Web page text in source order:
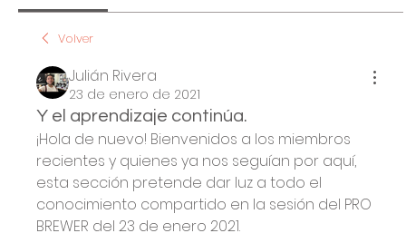
Volver
Julián Rivera
23 de enero de 2021
Y el aprendizaje continúa.
¡Hola de nuevo! Bienvenidos a los miembros
recientes y quienes ya nos seguían por aquí,
esta sección pretende dar luz a todo el
conocimiento compartido en la sesión del PRO
BREWER del 23 de enero 2021.